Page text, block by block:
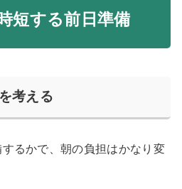
短する前日準備
考える
るかで、朝の負担はかなり変